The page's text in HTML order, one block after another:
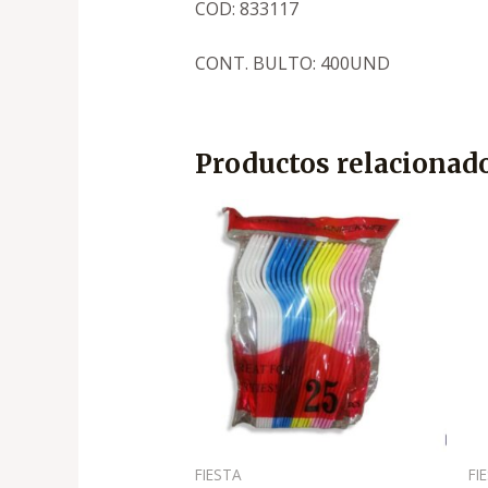
COD: 833117
CONT. BULTO: 400UND
Productos
FIESTA